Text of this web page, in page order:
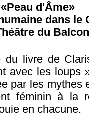
«Peau d'Âme»
dans le
du
du livre de
avec les loups
par les mythes
féminin à la
en chacune.